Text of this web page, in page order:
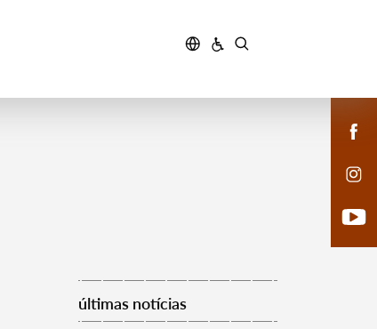
últimas notícias